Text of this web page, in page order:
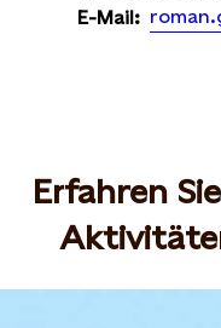
E-Mail:
Erfahren